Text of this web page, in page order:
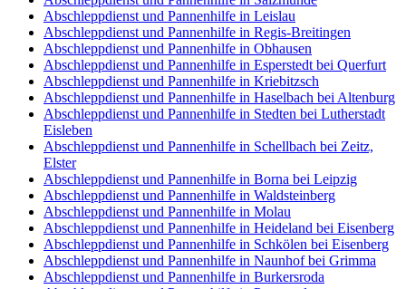
Abschleppdienst und Pannenhilfe in Leislau
Abschleppdienst und Pannenhilfe in Regis-Breitingen
Abschleppdienst und Pannenhilfe in Obhausen
Abschleppdienst und Pannenhilfe in Esperstedt bei Querfurt
Abschleppdienst und Pannenhilfe in Kriebitzsch
Abschleppdienst und Pannenhilfe in Haselbach bei Altenburg
Abschleppdienst und Pannenhilfe in Stedten bei Lutherstadt
Eisleben
Abschleppdienst und Pannenhilfe in Schellbach bei Zeitz,
Elster
Abschleppdienst und Pannenhilfe in Borna bei Leipzig
Abschleppdienst und Pannenhilfe in Waldsteinberg
Abschleppdienst und Pannenhilfe in Molau
Abschleppdienst und Pannenhilfe in Heideland bei Eisenberg
Abschleppdienst und Pannenhilfe in Schkölen bei Eisenberg
Abschleppdienst und Pannenhilfe in Naunhof bei Grimma
Abschleppdienst und Pannenhilfe in Burkersroda